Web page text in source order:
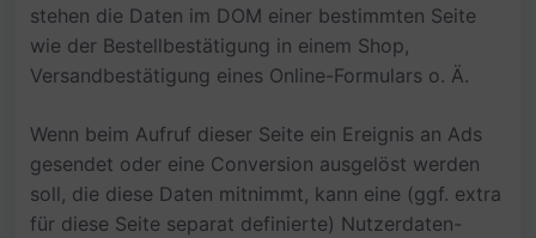
stehen die Daten im DOM einer bestimmten Seite
wie der Bestellbestätigung in einem Shop,
Versandbestätigung eines Online-Formulars o. Ä.
Wenn beim Aufruf dieser Seite ein Ereignis an Ads
gesendet oder eine Conversion ausgelöst werden
soll, die diese Daten mitnimmt, kann eine (ggf. extra
für diese Seite separat definierte) Nutzerdaten-